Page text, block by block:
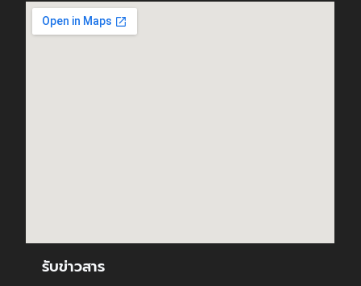
รับข่าวสาร